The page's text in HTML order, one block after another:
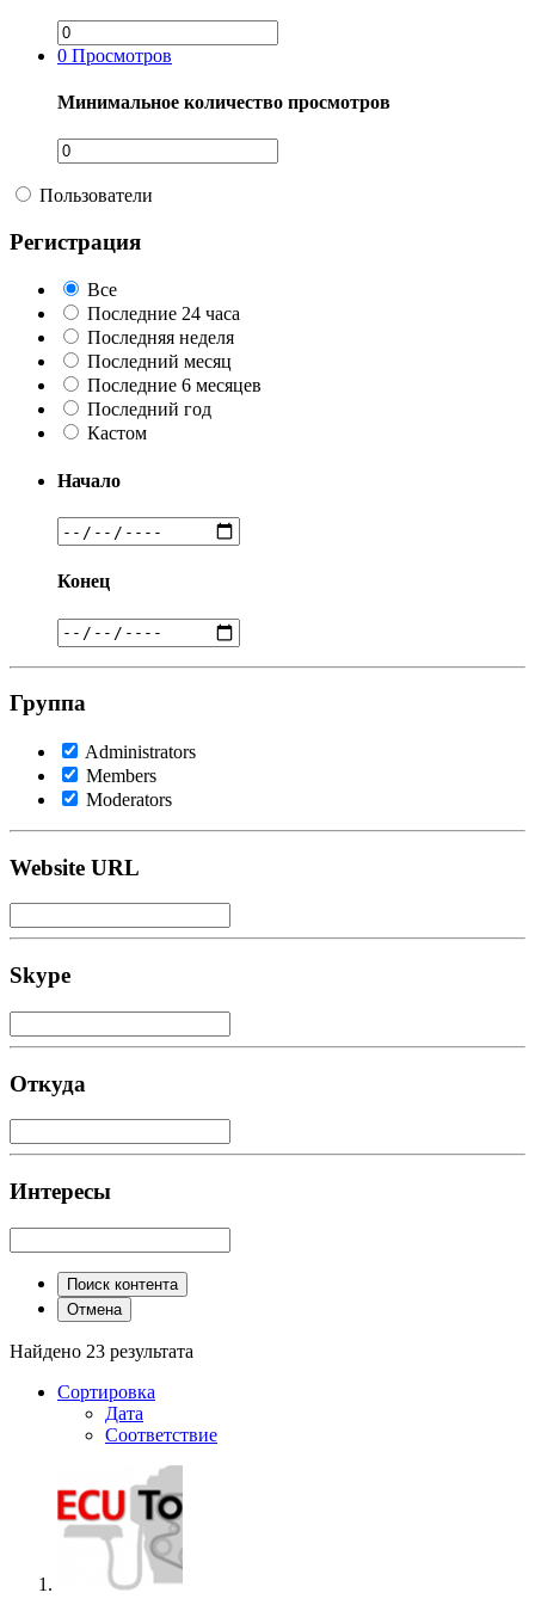
0 Просмотров
Минимальное количество просмотров
Пользователи
Регистрация
Все
Последние 24 часа
Последняя неделя
Последний месяц
Последние 6 месяцев
Последний год
Кастом
Начало
Конец
Группа
Administrators
Members
Moderators
Website URL
Skype
Откуда
Интересы
Поиск контента
Отмена
Найдено 23 результата
Сортировка
Дата
Соответствие